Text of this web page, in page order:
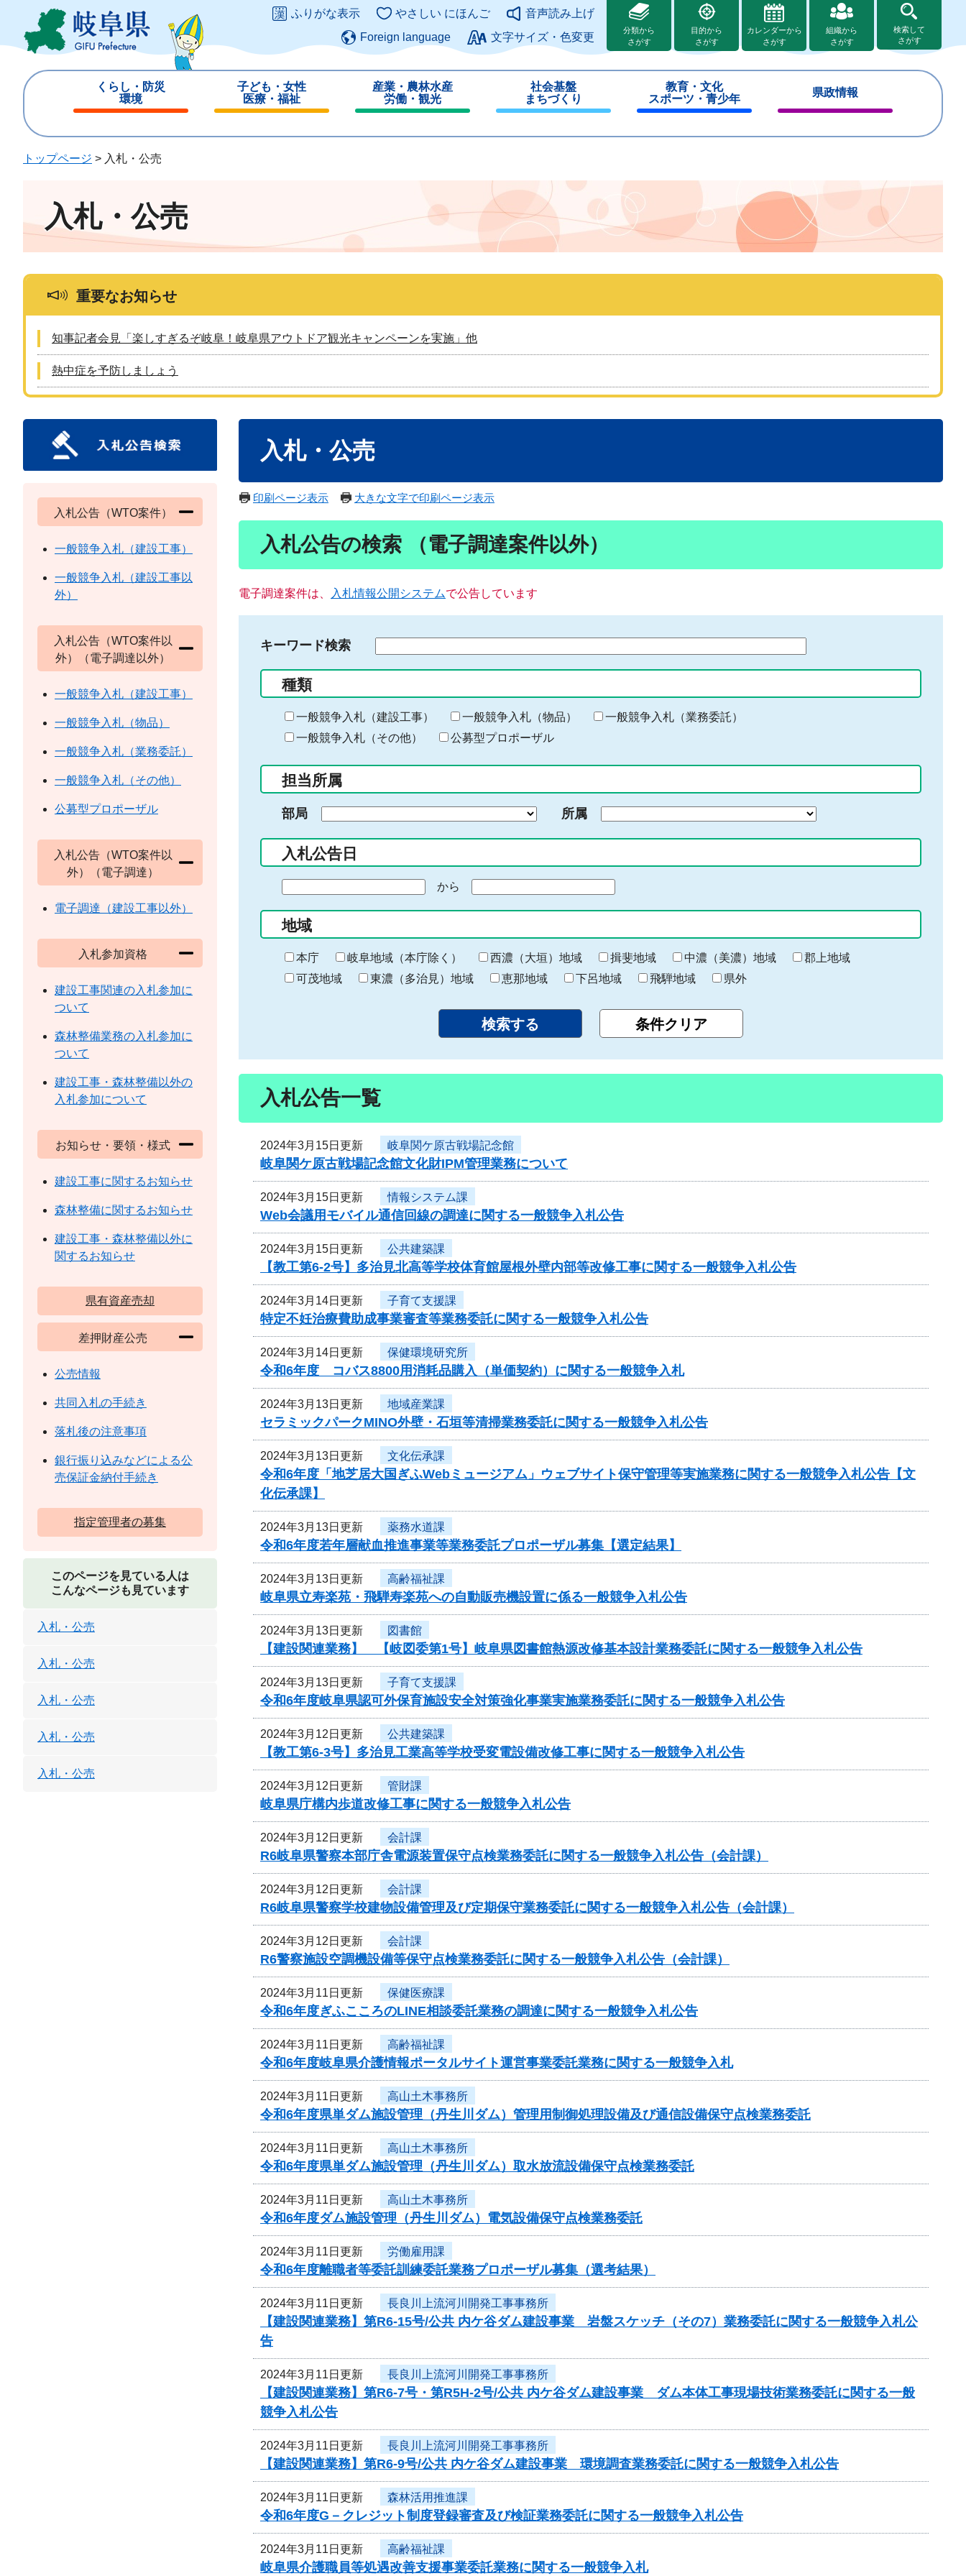
ジ
ュ
このページの本文へ
ふりがな表示 やさしい にほんご
音声読み上げ
Foreign language
文字サイズ・色変更
分類から
さがす
目的から
さがす
カレンダーから
さがす
組織から
さがす
検索して
さがす
くらし・防災
環境
じ
子ども・女性
医療・福祉
じ
産業・農林水産
労働・観光
じ
社会基盤
まちづくり
じ
教育・文化
スポーツ・青少年
じ
県政情報
じ
トップページ > 入札・公売
入札・公売
重要なお知らせ
知事記者会見「楽しすぎるぞ岐阜！岐阜県アウトドア観光キャンペーンを実施」他
熱中症を予防しましょう
入札・公売
印刷ページ表示 大きな文字で印刷ページ表示
入札公告の検索 （電子調達案件以外）
電子調達案件は、 入札情報公開システムで公告しています
キーワード検索
る
キ
ー
ー
入
力
種類
一般競争入札（建設工事） 一般競争入札（物品）
一般競争入札（業務委託）
一般競争入札（その他）
公募型プロポーザル
担当所属
部局 所属
入札公告日
の
始
ま
り
から
終
わ
り
地域
本庁 岐阜地域（本庁除く） 西濃（大垣）地域 揖斐地域 中濃（美濃）地域
郡上地域
可茂地域
東濃（多治見）地域 恵那地域 下呂地域 飛騨地域 県外
入札公告一覧
2024年3月15日更新 岐阜関ケ原古戦場記念館
岐阜関ケ原古戦場記念館文化財IPM管理業務について
2024年3月15日更新 情報システム課
Web会議用モバイル通信回線の調達に関する一般競争入札公告
2024年3月15日更新 公共建築課
【教工第6-2号】多治見北高等学校体育館屋根外壁内部等改修工事に関する一般競争入札公告
2024年3月14日更新 子育て支援課
特定不妊治療費助成事業審査等業務委託に関する一般競争入札公告
2024年3月14日更新 保健環境研究所
令和6年度 コバス8800用消耗品購入（単価契約）に関する一般競争入札
2024年3月13日更新 地域産業課
セラミックパークMINO外壁・石垣等清掃業務委託に関する一般競争入札公告
2024年3月13日更新 文化伝承課
令和6年度「地芝居大国ぎふWebミュージアム」ウェブサイト保守管理等実施業務に関する一般競争入札公告【文
化伝承課】
2024年3月13日更新 薬務水道課
令和6年度若年層献血推進事業等業務委託プロポーザル募集【選定結果】
2024年3月13日更新 高齢福祉課
岐阜県立寿楽苑・飛騨寿楽苑への自動販売機設置に係る一般競争入札公告
2024年3月13日更新 図書館
【建設関連業務】 【岐図委第1号】岐阜県図書館熱源改修基本設計業務委託に関する一般競争入札公告
2024年3月13日更新 子育て支援課
令和6年度岐阜県認可外保育施設安全対策強化事業実施業務委託に関する一般競争入札公告
2024年3月12日更新 公共建築課
【教工第6-3号】多治見工業高等学校受変電設備改修工事に関する一般競争入札公告
2024年3月12日更新 管財課
岐阜県庁構内歩道改修工事に関する一般競争入札公告
2024年3月12日更新 会計課
R6岐阜県警察本部庁舎電源装置保守点検業務委託に関する一般競争入札公告（会計課）
2024年3月12日更新 会計課
R6岐阜県警察学校建物設備管理及び定期保守業務委託に関する一般競争入札公告（会計課）
2024年3月12日更新 会計課
R6警察施設空調機設備等保守点検業務委託に関する一般競争入札公告（会計課）
2024年3月11日更新 保健医療課
令和6年度ぎふこころのLINE相談委託業務の調達に関する一般競争入札公告
2024年3月11日更新 高齢福祉課
令和6年度岐阜県介護情報ポータルサイト運営事業委託業務に関する一般競争入札
2024年3月11日更新 高山土木事務所
令和6年度県単ダム施設管理（丹生川ダム）管理用制御処理設備及び通信設備保守点検業務委託
2024年3月11日更新 高山土木事務所
令和6年度県単ダム施設管理（丹生川ダム）取水放流設備保守点検業務委託
2024年3月11日更新 高山土木事務所
令和6年度ダム施設管理（丹生川ダム）電気設備保守点検業務委託
2024年3月11日更新 労働雇用課
令和6年度離職者等委託訓練委託業務プロポーザル募集（選考結果）
2024年3月11日更新 長良川上流河川開発工事事務所
【建設関連業務】第R6-15号/公共 内ケ谷ダム建設事業 岩盤スケッチ（その7）業務委託に関する一般競争入札公
告
2024年3月11日更新 長良川上流河川開発工事事務所
【建設関連業務】第R6-7号・第R5H-2号/公共 内ケ谷ダム建設事業 ダム本体工事現場技術業務委託に関する一般
競争入札公告
2024年3月11日更新 長良川上流河川開発工事事務所
【建設関連業務】第R6-9号/公共 内ケ谷ダム建設事業 環境調査業務委託に関する一般競争入札公告
2024年3月11日更新 森林活用推進課
令和6年度G－クレジット制度登録審査及び検証業務委託に関する一般競争入札公告
2024年3月11日更新 高齢福祉課
岐阜県介護職員等処遇改善支援事業委託業務に関する一般競争入札
入札公告（WTO案件）
一般競争入札（建設工事）
一般競争入札（建設工事以
外）
入札公告（WTO案件以
外）（電子調達以外）
一般競争入札（建設工事）
一般競争入札（物品）
一般競争入札（業務委託）
一般競争入札（その他）
公募型プロポーザル
入札公告（WTO案件以
外）（電子調達）
電子調達（建設工事以外）
入札参加資格
建設工事関連の入札参加に
ついて
森林整備業務の入札参加に
ついて
建設工事・森林整備以外の
入札参加について
お知らせ・要領・様式
建設工事に関するお知らせ
森林整備に関するお知らせ
建設工事・森林整備以外に
関するお知らせ
県有資産売却
差押財産公売
公売情報
共同入札の手続き
落札後の注意事項
銀行振り込みなどによる公
売保証金納付手続き
指定管理者の募集
このページを見ている人は
こんなページも見ています
入札・公売
入札・公売
入札・公売
入札・公売
入札・公売